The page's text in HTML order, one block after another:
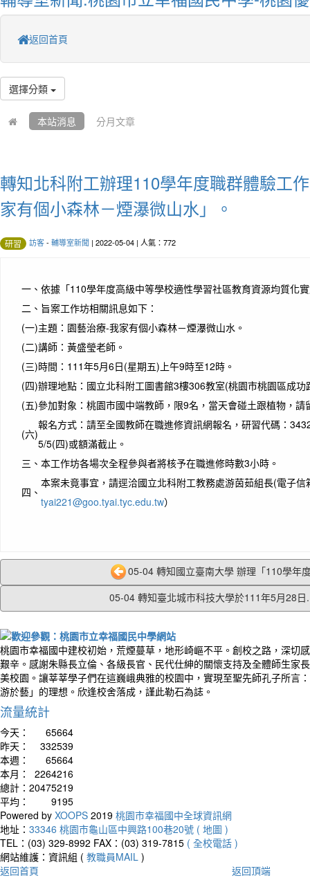
返回首頁
選擇分類
本站消息 分月文章
轉知北科附工辦理110學年度職群體驗工
家有個小森林－煙瀑微山水」。
研習 訪客- 輔導室新聞 | 2022-05-04 | 人氣：772
一、 依據「110學年度高級中等學校適性學習社區教育資源均質化
二、 旨案工作坊相關訊息如下：
(一)主題：園藝治療-我家有個小森林－煙瀑微山水。
(二)講師：黃盛瑩老師。
(三)時間：111年5月6日(星期五)上午9時至12時。
(四)辦理地點：國立北科附工圖書館3樓306教室(桃園市桃園區成功
(五)參加對象：桃園市國中端教師，限9名，當天會碰土跟植物，請
(六)
報名方式：請至全國教師在職進修資訊網報名，研習代碼：
5/5(四)或額滿截止。
三、 本工作坊各場次全程參與者將核予在職進修時數3小時。
四、
本案未竟事宜，請逕洽國立北科附工教務處游茵茹組長(電子信
tyai221@goo.tyai.tyc.edu.tw）
05-04 轉知國立臺南大學 辦理「110學年
05-04 轉知臺北城市科技大學於111年5月28日
桃園市幸福國中建校初始，荒煙蔓草，地形崎嶇不平。創校之路，深切
艱辛。感謝朱縣長立倫、各級長官、民代仕紳的關懷支持及全體師生家
美校園。讓莘莘學子們在這巍峨典雅的校園中，實現至聖先師孔子所言
游於藝」的理想。欣逢校舍落成，謹此勒石為誌。
流量統計
今天：
65664
昨天：
332539
本週：
65664
本月：
2264216
總計： 20475219
平均：
9195
Powered by XOOPS 2019 桃園市幸福國中全球資訊網
地址： 33346 桃園市龜山區中興路100巷20號 ( 地圖 )
TEL：(03) 329-8992 FAX：(03) 319-7815 ( 全校電話 )
網站維護：資訊組 ( 教職員MAIL )
返回首頁
返回頂端